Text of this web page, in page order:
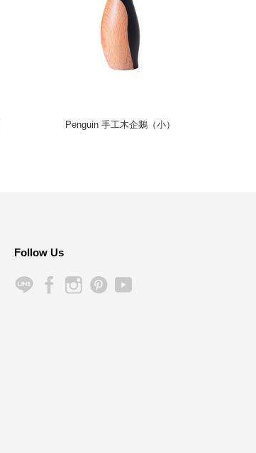
Penguin 手工木企鵝（小）
Follow Us